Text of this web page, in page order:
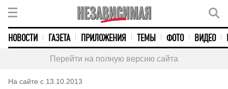
НОВОСТИ ГАЗЕТА ПРИЛОЖЕНИЯ ТЕМЫ ФОТО ВИДЕО
Перейти на полную версию сайта
На сайте с 13.10.2013